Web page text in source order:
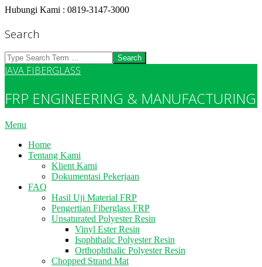
Skip
content
Hubungi Kami : 0819-3147-3000
Search
Search
JAVA FIBERGLASS
FRP ENGINEERING & MANUFACTURING
Primary
Menu
Menu
Home
Tentang Kami
Klient Kami
Dokumentasi Pekerjaan
FAQ
Hasil Uji Material FRP
Pengertian Fiberglass FRP
Unsaturated Polyester Resin
Vinyl Ester Resin
Isophthalic Polyester Resin
Orthophthalic Polyester Resin
Chopped Strand Mat